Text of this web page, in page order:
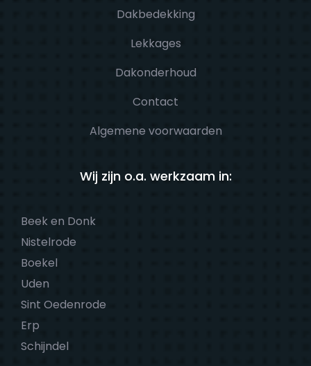
Dakbedekking
Lekkages
Dakonderhoud
Contact
Algemene voorwaarden
Wij zijn o.a. werkzaam in:
Beek en Donk
Nistelrode
Boekel
Uden
Sint Oedenrode
Erp
Schijndel